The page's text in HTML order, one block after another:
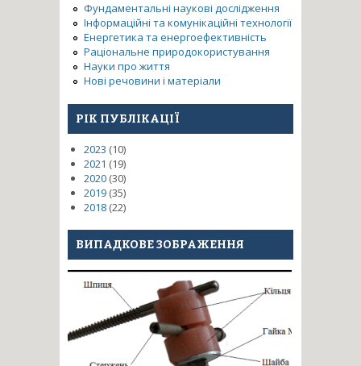
Фундаментальні наукові дослідження
Інформаційні та комунікаційні технології
Енергетика та енергоефективність
Раціональне природокористування
Науки про життя
Нові речовини і матеріали
РІК ПУБЛІКАЦІЇ
2023 (10)
2021 (19)
2020 (30)
2019 (35)
2018 (22)
ВИПАДКОВЕ ЗОБРАЖЕННЯ